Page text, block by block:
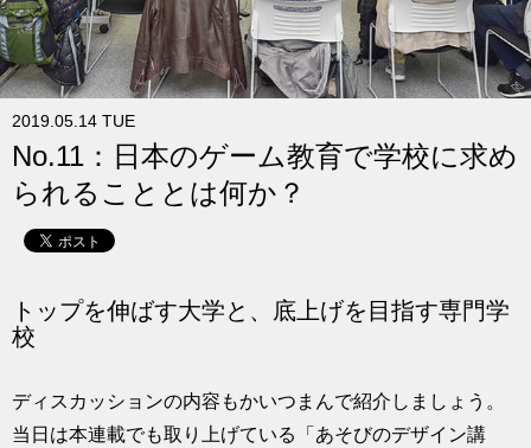
SHOP
クリエイターズID
求人
2019.05.14 TUE
No.11：日本のゲーム教育で学校に求め
られることとは何か？
トップを伸ばす大学と、底上げを目指す専門学
校
ディスカッションの内容もかいつまんで紹介しましょう。
当日は本連載でも取り上げている「あそびのデザイン講